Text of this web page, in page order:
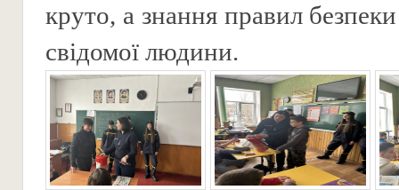
круто, а знання правил
свідомої людини.